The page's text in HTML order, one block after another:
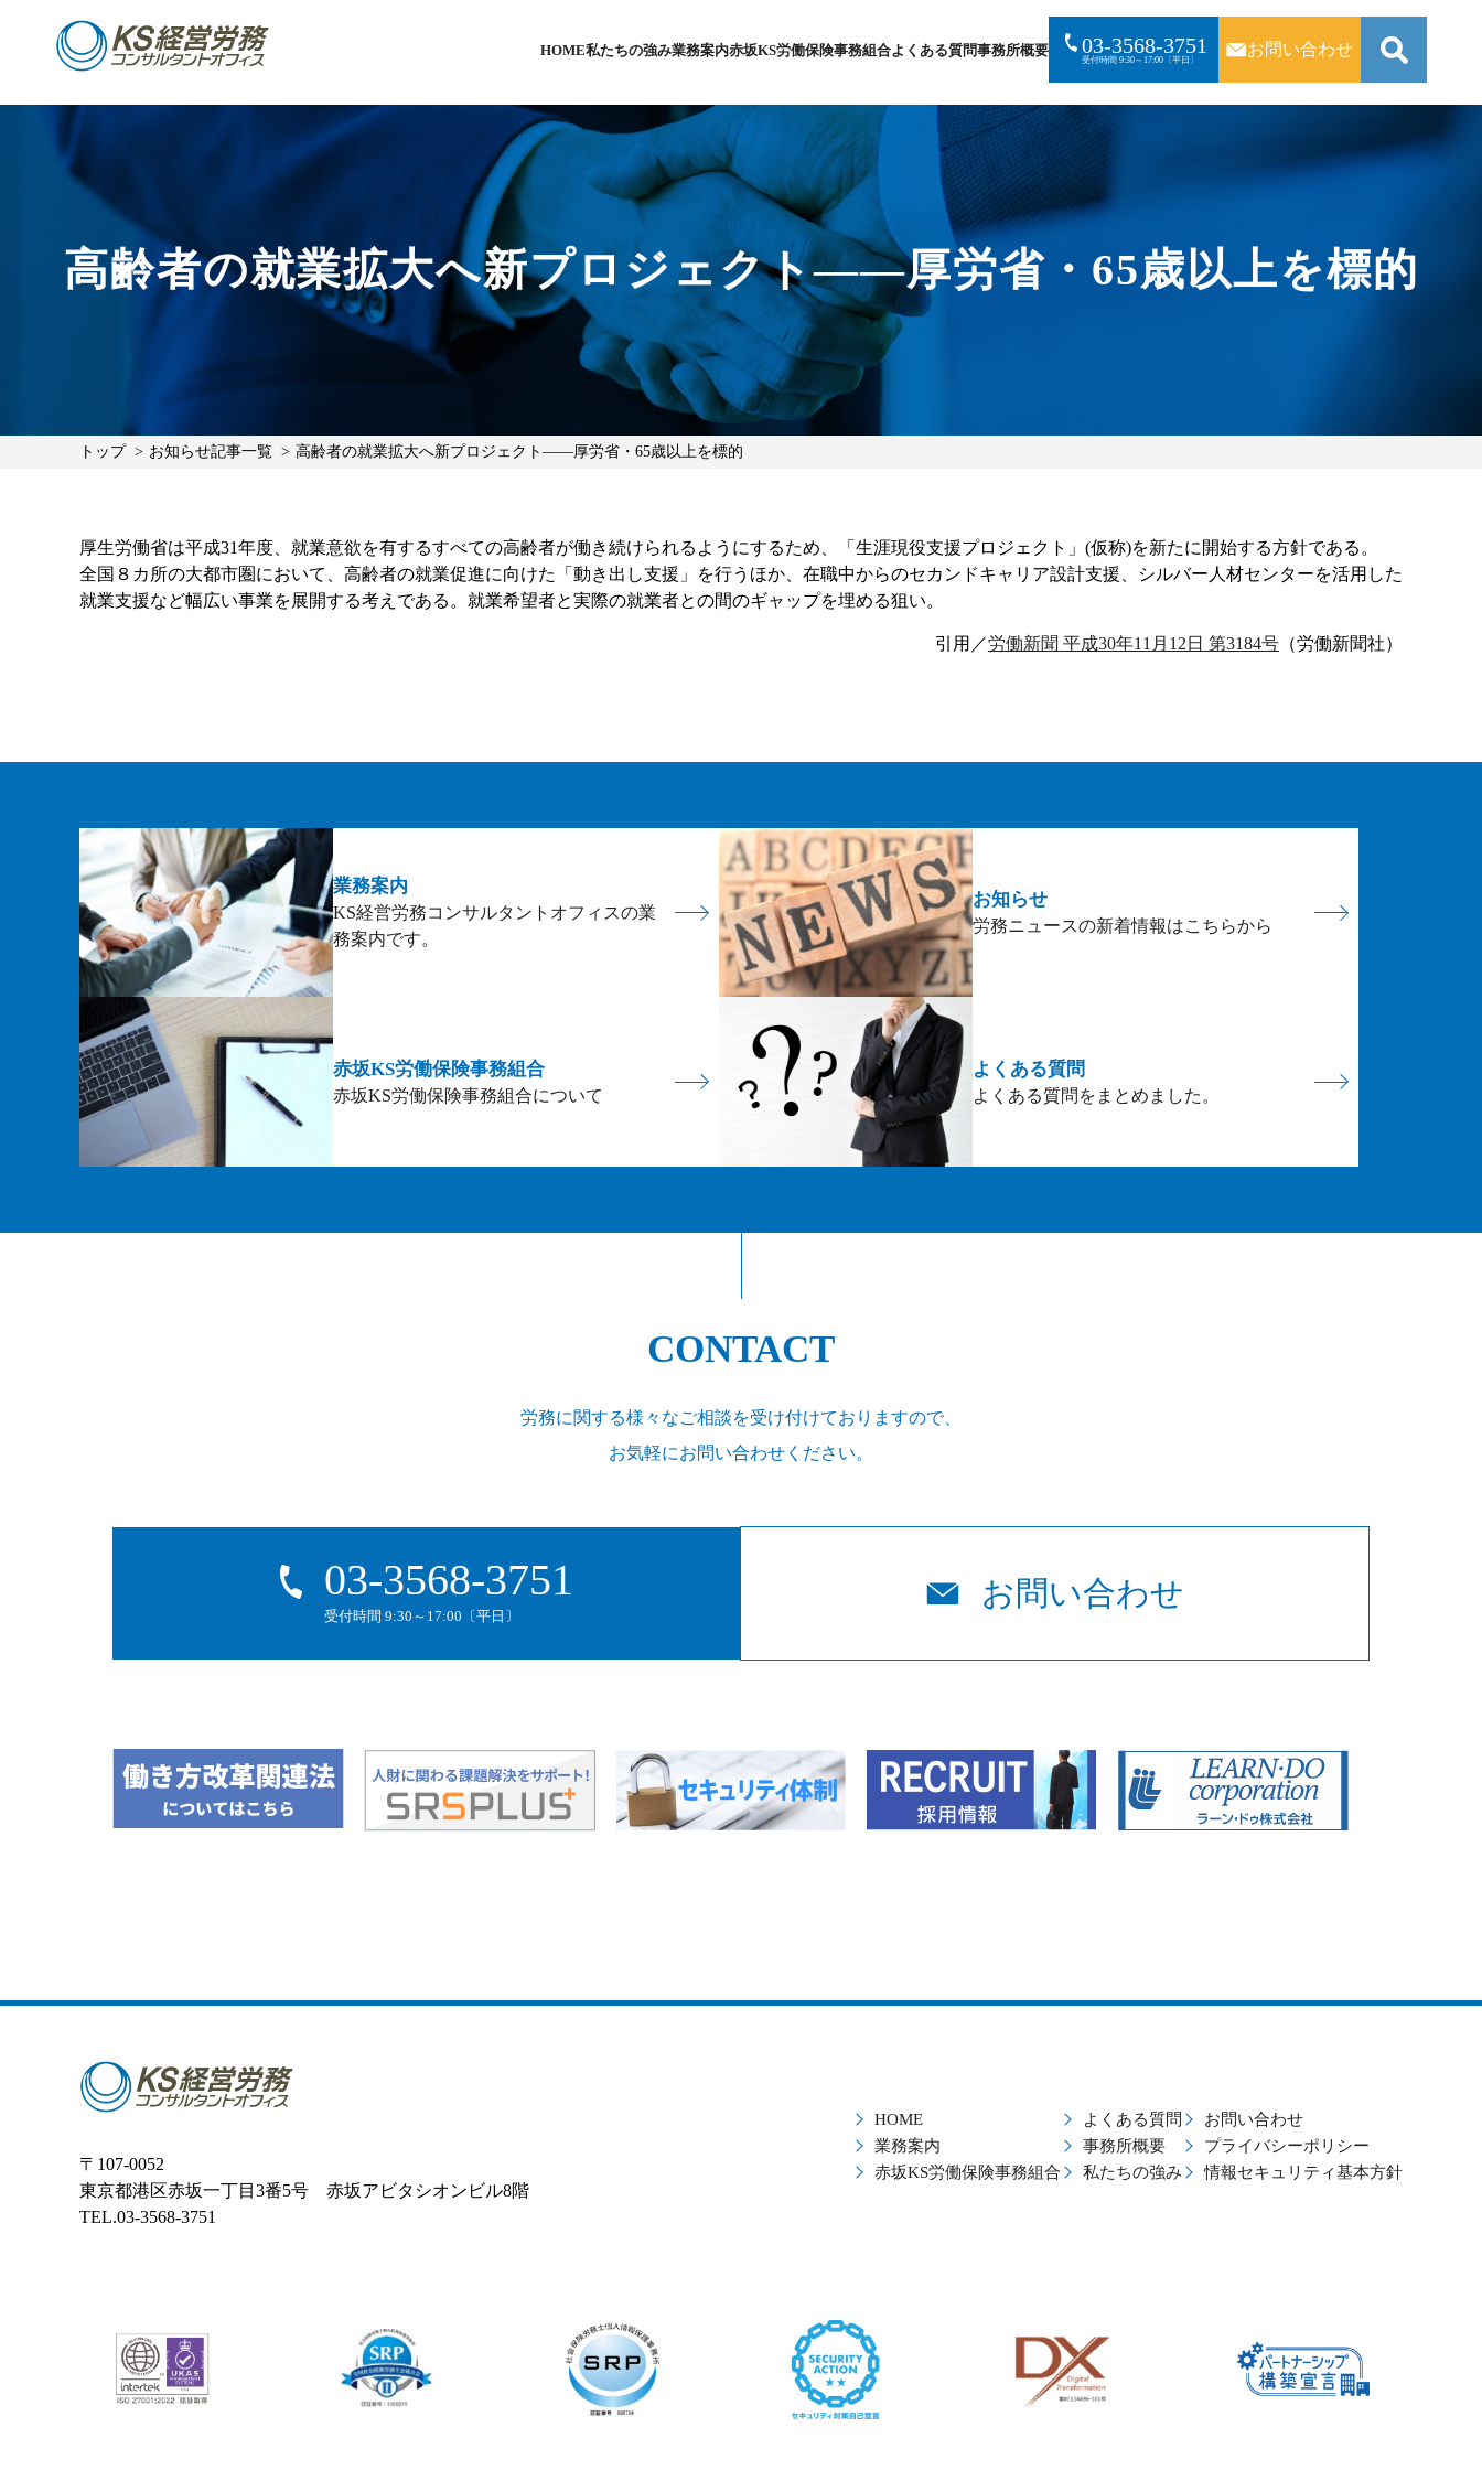
HOME私たちの強み業務案内赤坂KS労働保険事務組合よくある質問事務所概要 03-3568-3751
受付時間 9:30～17:00〔平日〕
お問い合わせ
高齢者の就業拡大へ新プロジェクト――厚労省・65歳以上を標的
トップ お知らせ記事一覧 高齢者の就業拡大へ新プロジェクト――厚労省・65歳以上を標的
厚生労働省は平成31年度、就業意欲を有するすべての高齢者が働き続けられるようにするため、「生涯現役支援プロジェクト」(仮称)を新たに開始する方針である。
全国８カ所の大都市圏において、高齢者の就業促進に向けた「動き出し支援」を行うほか、在職中からのセカンドキャリア設計支援、シルバー人材センターを活用した
就業支援など幅広い事業を展開する考えである。就業希望者と実際の就業者との間のギャップを埋める狙い。
引用／労働新聞 平成30年11月12日 第3184号 （労働新聞社）
業務案内
KS経営労務コンサルタントオフィスの業
務案内です。
お知らせ
労務ニュースの新着情報はこちらから
赤坂KS労働保険事務組合
赤坂KS労働保険事務組合について
よくある質問
よくある質問をまとめました。
CONTACT
労務に関する様々なご相談を受け付けておりますので、
お気軽にお問い合わせください。
03-3568-3751
受付時間 9:30～17:00〔平日〕
お問い合わせ
〒107-0052
東京都港区赤坂一丁目3番5号 赤坂アビタシオンビル8階
TEL.03-3568-3751
HOME
業務案内
赤坂KS労働保険事務組合
よくある質問
事務所概要
私たちの強み
お問い合わせ
プライバシーポリシー
情報セキュリティ基本方針